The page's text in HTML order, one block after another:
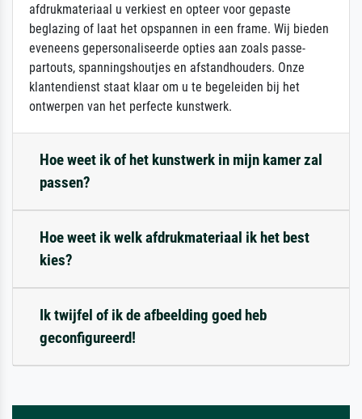
afdrukmateriaal u verkiest en opteer voor gepaste
beglazing of laat het opspannen in een frame. Wij bieden
eveneens gepersonaliseerde opties aan zoals passe-
partouts, spanningshoutjes en afstandhouders. Onze
klantendienst staat klaar om u te begeleiden bij het
ontwerpen van het perfecte kunstwerk.
Hoe weet ik of het kunstwerk in mijn kamer zal
passen?
Hoe weet ik welk afdrukmateriaal ik het best
kies?
Ik twijfel of ik de afbeelding goed heb
geconfigureerd!